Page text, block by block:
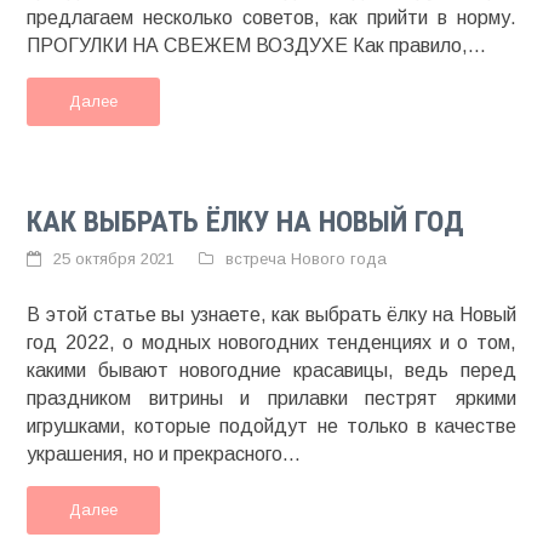
предлагаем несколько советов, как прийти в норму.
ПРОГУЛКИ НА СВЕЖЕМ ВОЗДУХЕ Как правило,...
Далее
КАК ВЫБРАТЬ ЁЛКУ НА НОВЫЙ ГОД
25 октября 2021 встреча Нового года
В этой статье вы узнаете, как выбрать ёлку на Новый
год 2022, о модных новогодних тенденциях и о том,
какими бывают новогодние красавицы, ведь перед
праздником витрины и прилавки пестрят яркими
игрушками, которые подойдут не только в качестве
украшения, но и прекрасного...
Далее